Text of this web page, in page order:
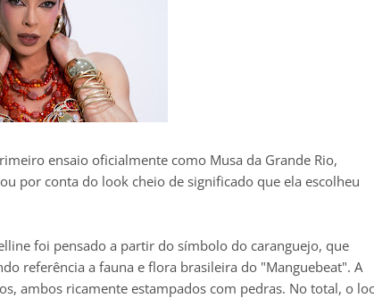
ensaio oficialmente como Musa da Grande Rio,
por conta do look cheio de significado que ela escolheu
foi pensado a partir do símbolo do caranguejo, que
referência a fauna e flora brasileira do "Manguebeat". A
ambos ricamente estampados com pedras. No total, o